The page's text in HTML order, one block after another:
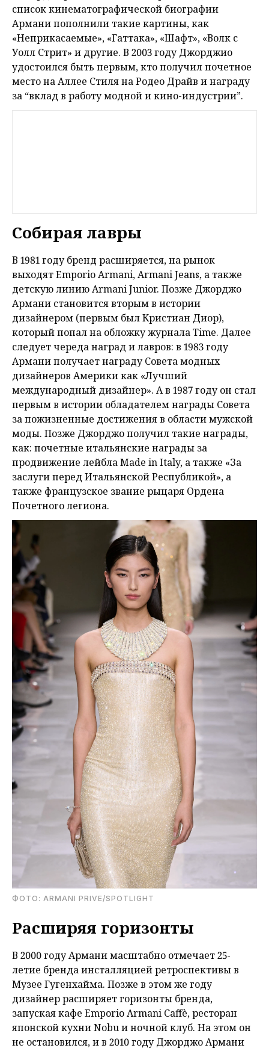
список кинематографической биографии
Армани пополнили такие картины, как
«Неприкасаемые», «Гаттака», «Шафт», «Волк с
Уолл Стрит» и другие. В 2003 году Джорджио
удостоился быть первым, кто получил почетное
место на Аллее Стиля на Родео Драйв и награду
за “вклад в работу модной и кино-индустрии”.
Собирая лавры
В 1981 году бренд расширяется, на рынок
выходят Emporio Armani, Armani Jeans, а также
детскую линию Armani Junior. Позже Джорджо
Армани становится вторым в истории
дизайнером (первым был Кристиан Диор),
который попал на обложку журнала Time. Далее
следует череда наград и лавров: в 1983 году
Армани получает награду Совета модных
дизайнеров Америки как «Лучший
международный дизайнер». А в 1987 году он стал
первым в истории обладателем награды Совета
за пожизненные достижения в области мужской
моды. Позже Джорджо получил такие награды,
как: почетные итальянские награды за
продвижение лейбла Made in Italy, а также «За
заслуги перед Итальянской Республикой», а
также французское звание рыцаря Ордена
Почетного легиона.
ФОТО: ARMANI PRIVE/SPOTLIGHT
Расширяя горизонты
В 2000 году Армани масштабно отмечает 25-
летие бренда инсталляцией ретроспективы в
Музее Гугенхайма. Позже в этом же году
дизайнер расширяет горизонты бренда,
запуская кафе Emporio Armani Caffè, ресторан
японской кухни Nobu и ночной клуб. На этом он
не остановился, и в 2010 году Джорджо Армани